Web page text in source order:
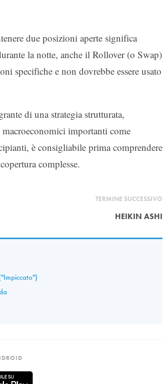
due posizioni aperte significa
la notte, anche il Rollover (o Swap)
specifiche e non dovrebbe essere usato
di una strategia strutturata,
importanti come
è consigliabile prima comprendere
complesse.
TERMINE SUCCESSIVO
HEIKIN ASHI